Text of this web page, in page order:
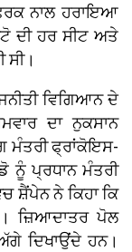
ਨਾਲ ਹਰਾਇਆ
ਦੀ ਹਰ ਸੀਟ ਅਤੇ
ਸੀ।
ਵਿਗਿਆਨ ਦੇ
ਦਾ ਨੁਕਸਾਨ
ਮੰਤਰੀ ਫ੍ਰਾਂਕੋਇਸ-
ਨੂੰ ਪ੍ਰਧਾਨ ਮੰਤਰੀ
ਸ਼ੈਂਪੇਨ ਨੇ ਕਿਹਾ ਕਿ
ਜ਼ਿਆਦਾਤਰ ਪੋਲ
ਦਿਖਾਉਂਦੇ ਹਨ।